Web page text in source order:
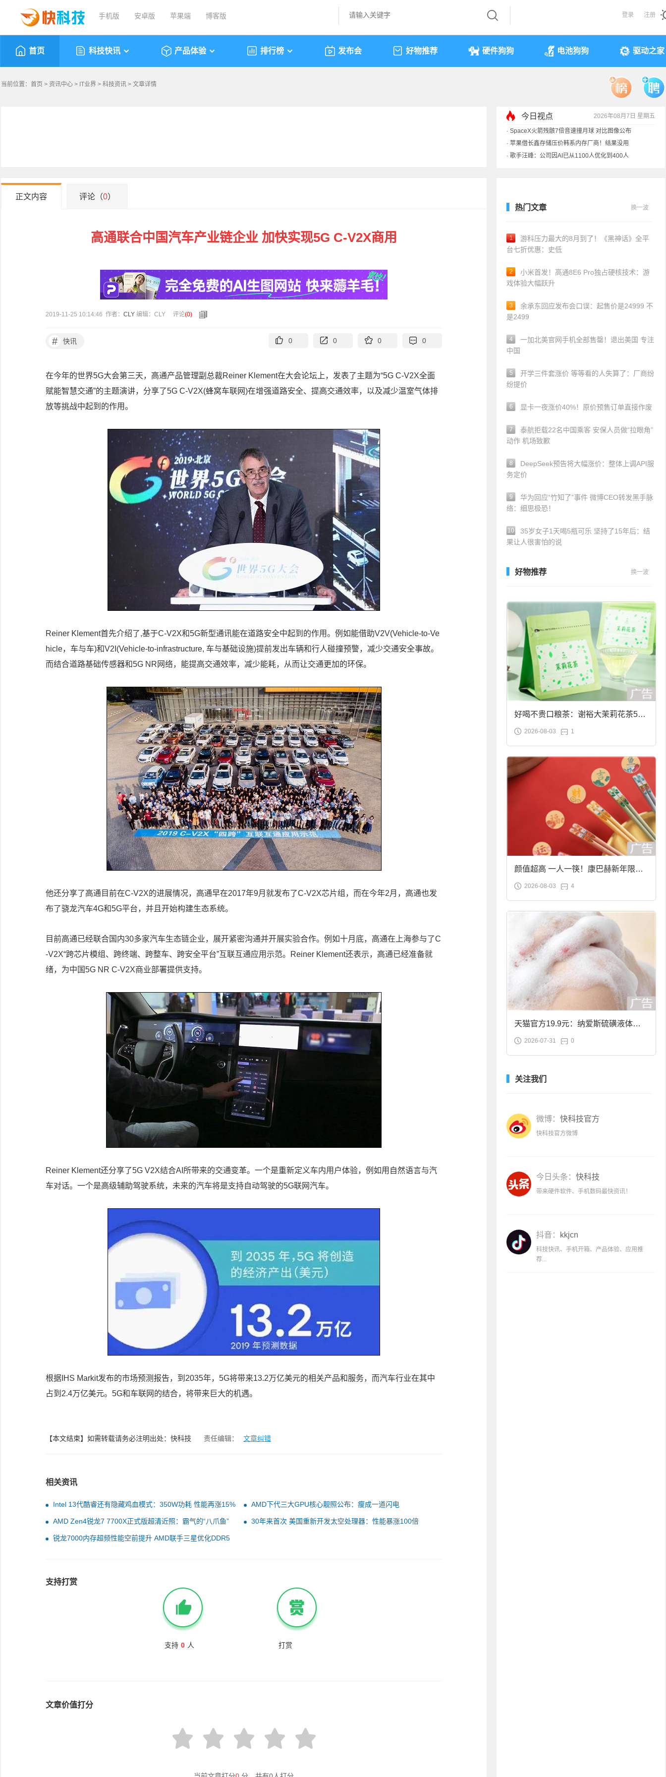
手机版 安卓版 苹果端 博客版 登录 注册
首页 科技快讯 产品体验 排行榜 发布会 好物推荐 硬件狗狗 电池狗狗 驱动之家
当前位置： 首页 > 资讯中心 > IT业界 > 科技资讯 > 文章详情
今日视点
2026年08月7日 星期五
· SpaceX火箭残骸7倍音速撞月球 对比图像公布
苹果借长鑫存储压价韩系内存厂商！结果没用
歌手汪峰：公司因AI已从1100人优化到400人
索尼旗舰电视上市：115寸、149999元
正文内容 评论（0）
高通联合中国汽车产业链企业 加快实现5G C-V2X商用
2019-11-25 10:14:46 作者： CLY 编辑：CLY 评论(0)
# 快讯 0 0 0 0
在今年的世界5G大会第三天，高通产品管理副总裁Reiner Klement在大会论坛上，发表了主题为“5G C-V2X全面
赋能智慧交通”的主题演讲，分享了5G C-V2X(蜂窝车联网)在增强道路安全、提高交通效率，以及减少温室气体排
放等挑战中起到的作用。
Reiner Klement首先介绍了,基于C-V2X和5G新型通讯能在道路安全中起到的作用。例如能借助V2V(Vehicle-to-Ve
hicle，车与车)和V2I(Vehicle-to-infrastructure, 车与基础设施)提前发出车辆和行人碰撞预警，减少交通安全事故。
而结合道路基础传感器和5G NR网络，能提高交通效率，减少能耗，从而让交通更加的环保。
他还分享了高通目前在C-V2X的进展情况，高通早在2017年9月就发布了C-V2X芯片组，而在今年2月，高通也发
布了骁龙汽车4G和5G平台，并且开始构建生态系统。
目前高通已经联合国内30多家汽车生态链企业，展开紧密沟通并开展实验合作。例如十月底，高通在上海参与了C
-V2X“跨芯片模组、跨终端、跨整车、跨安全平台”互联互通应用示范。Reiner Klement还表示，高通已经准备就
绪，为中国5G NR C-V2X商业部署提供支持。
Reiner Klement还分享了5G V2X结合AI所带来的交通变革。一个是重新定义车内用户体验，例如用自然语言与汽
车对话。一个是高级辅助驾驶系统，未来的汽车将是支持自动驾驶的5G联网汽车。
根据IHS Markit发布的市场预测报告，到2035年，5G将带来13.2万亿美元的相关产品和服务，而汽车行业在其中
占到2.4万亿美元。5G和车联网的结合，将带来巨大的机遇。
【本文结束】如需转载请务必注明出处：快科技 责任编辑： 文章纠错
相关资讯
Intel 13代酷睿还有隐藏鸡血模式：350W功耗 性能再涨15% AMD下代三大GPU核心靓照公布：瘦成一道闪电
AMD Zen4锐龙7 7700X正式版超清近照：霸气的“八爪鱼” 30年来首次 美国重新开发太空处理器：性能暴涨100倍
锐龙7000内存超频性能空前提升 AMD联手三星优化DDR5
支持打赏
支持 0 人 打赏
文章价值打分
热门文章 换一波
1
游科压力最大的8月到了！《黑神话》全平
台七折优惠：史低
2
小米首发！高通8E6 Pro独占硬核技术：游
戏体验大幅跃升
3
余承东回应发布会口误：起售价是24999 不
是2499
4
一加北美官网手机全部售罄！退出美国 专注
中国
5
开学三件套涨价 等等看的人失算了：厂商纷
纷提价
6 显卡一夜涨价40%！原价预售订单直接作废
7
泰航拒载22名中国乘客 安保人员做“拉眼角”
动作 机场致歉
8
DeepSeek预告将大幅涨价：整体上调API服
务定价
9
华为回应“竹知了”事件 微博CEO转发黑手脉
络：细思极恐！
10
35岁女子1天喝5瓶可乐 坚持了15年后：结
果让人很害怕的说
好物推荐 换一波
好喝不贵口粮茶：谢裕大茉莉花茶50g
袋装9.9元到手
2026-08-03 1
颜值超高 一人一筷！康巴赫新年限定
合金筷子大促：19.9元
2026-08-03 4
天猫官方19.9元：纳爱斯硫磺液体香
皂2斤大促
2026-07-31 0
关注我们
微博： 快科技官方
快科技官方微博
今日头条： 快科技
带来硬件软件、手机数码最快资讯！
抖音： kkjcn
科技快讯、手机开箱、产品体验、应用推
荐...